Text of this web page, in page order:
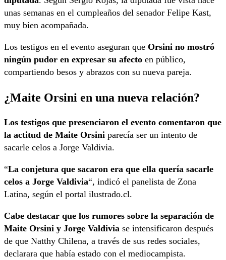
unas semanas en el cumpleaños del senador Felipe Kast,
muy bien acompañada.
Los testigos en el evento aseguran que Orsini no mostró
ningún pudor en expresar su afecto en público,
compartiendo besos y abrazos con su nueva pareja.
¿Maite Orsini en una nueva relación?
Los testigos que presenciaron el evento comentaron que
la actitud de Maite Orsini parecía ser un intento de
sacarle celos a Jorge Valdivia.
“La conjetura que sacaron era que ella quería sacarle
celos a Jorge Valdivia“, indicó el panelista de Zona
Latina, según el portal ilustrado.cl.
Cabe destacar que los rumores sobre la separación de
Maite Orsini y Jorge Valdivia se intensificaron después
de que Natthy Chilena, a través de sus redes sociales,
declarara que había estado con el mediocampista.